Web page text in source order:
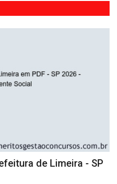
de Limeira - SP